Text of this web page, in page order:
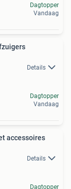
Dagtopper
Vandaag
Details
Dagtopper
Vandaag
accessoires
Details
Dagtopper